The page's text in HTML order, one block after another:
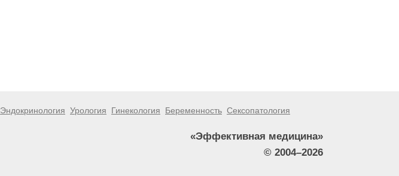
Эндокринология Урология Гинекология Беременность Сексопатология
«Эффективная медицина»
© 2004–2026